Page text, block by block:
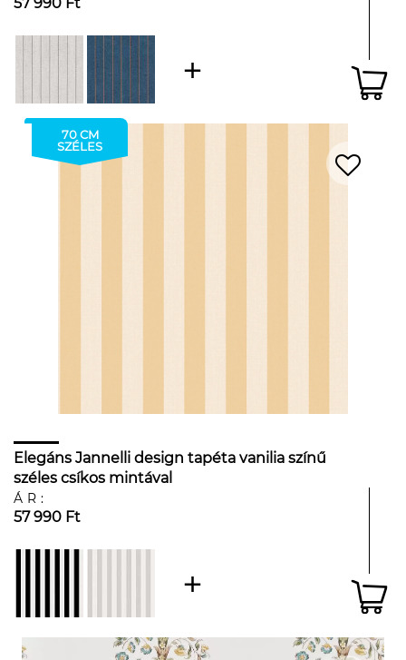
70 CM
SZÉLES
Elegáns Jannelli design tapéta vanilia színű
széles csíkos mintával
ÁR:
57 990 Ft